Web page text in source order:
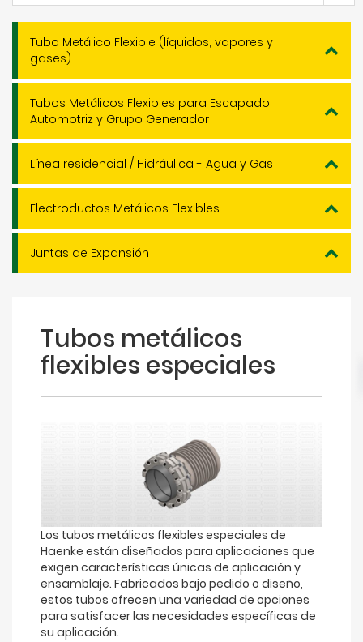
Tubo Metálico Flexible (líquidos, vapores y
gases)
Tubos Metálicos Flexibles para Escapado
Automotriz y Grupo Generador
Línea residencial / Hidráulica - Agua y Gas
Electroductos Metálicos Flexibles
Juntas de Expansión
Tubos metálicos
flexibles especiales
Los tubos metálicos flexibles especiales de
Haenke están diseñados para aplicaciones que
exigen características únicas de aplicación y
ensamblaje. Fabricados bajo pedido o diseño,
estos tubos ofrecen una variedad de opciones
para satisfacer las necesidades específicas de
su aplicación.